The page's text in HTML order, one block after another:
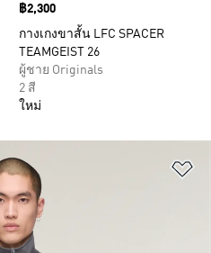
Price
฿2,300
กางเกงขาสั้น LFC SPACER
TEAMGEIST 26
ผู้ชาย Originals
2 สี
ใหม่